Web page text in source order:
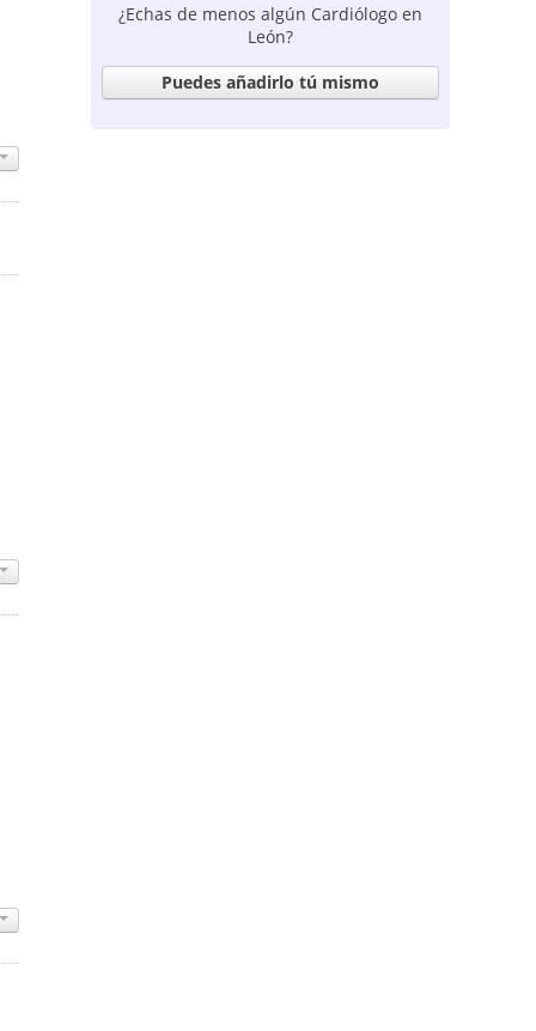
¿Echas de menos algún Cardiólogo en
León?
Puedes añadirlo tú mismo